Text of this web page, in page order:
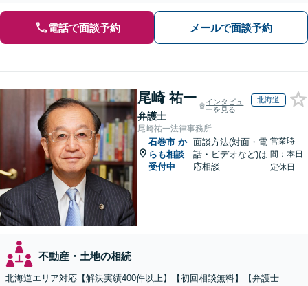
電話で面談予約 メールで面談予約
尾崎 祐一
弁護士
インタビュ
ーを見る
北海道
尾崎祐一法律事務所
石巻市 か
らも相談
受付中
面談方法(対面・電
話・ビデオなど)は
応相談
営業時
間：本日
定休日
不動産・土地の相続
北海道エリア対応【解決実績400件以上】【初回相談無料】【弁護士